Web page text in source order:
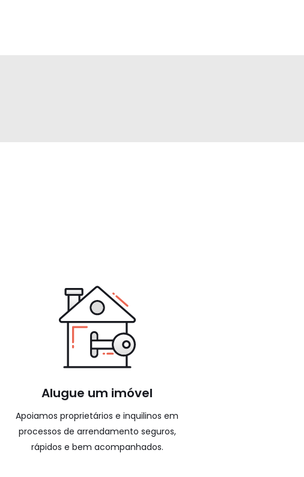
Alugue um imóvel
Apoiamos proprietários e inquilinos em
processos de arrendamento seguros,
rápidos e bem acompanhados.